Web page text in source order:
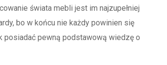
świata mebli jest im najzupełniej
bo w końcu nie każdy powinien się
posiadać pewną podstawową wiedzę o